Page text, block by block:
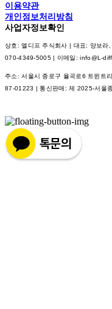
이용약관
개인정보처리방침
사업자정보확인
상호: 엘디프 주식회사 | 대표: 양보라
070-4349-5005 | 이메일: info@L-
주소: 서울시 종로구 율곡로6 트윈트
87-01223 | 통신판매:제 2025-서울